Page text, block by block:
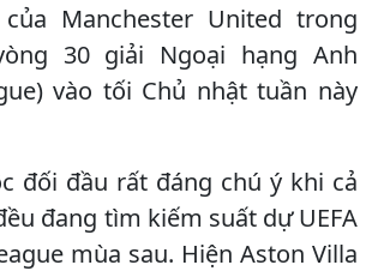
Manchester United trong
30 giải Ngoại hạng Anh
vào tối Chủ nhật tuần này
đối đầu rất đáng chú ý khi cả
đang tìm kiếm suất dự UEFA
mùa sau. Hiện Aston Villa